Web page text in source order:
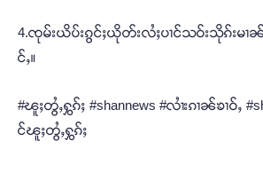
4.ၸုမ်းယိပ်းၵွင်ႈယိုတ်းလႆႈပၢင်သဝ်းသိုၵ်းမၢ
င်ႇ။
#ၽူႈတွႆႇႁွၵ်ႈ #shannews #လၢႆးၵၢၼ်ၶၢဝ်ႇ
င်ၽူႈတွႆႇႁွၵ်ႈ